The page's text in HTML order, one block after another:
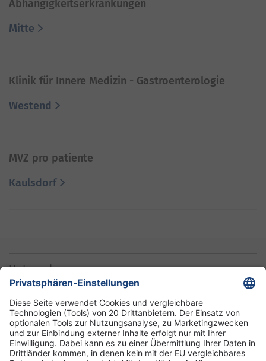
Abhängigkeitserkrankungen
Mitte
Klinik für Innere Medizin - Gastroenterologie
Westend
MVZ pro patiente
Kaulsdorf
Unternehmen
Informationen
Standorte